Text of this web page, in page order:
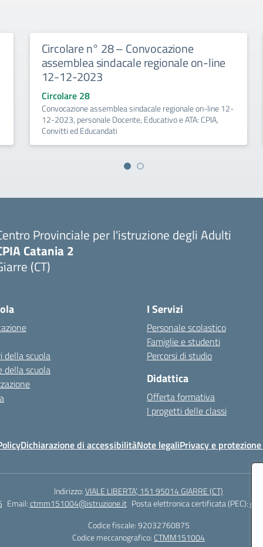
Circolare n° 28 – Convocazione
assemblea sindacale regionale on-line
12-12-2023
Circolare 28
Convocazione assemblea sindacale regionale on-line 12-
12-2023, personale Docente, Educativo e ATA: CPIA,
Convitti ed Educandati
Provinciale per l'istruzione degli Adulti
Catania 2
(CT)
della scuola
della scuola
I Servizi
Personale scolastico
Famiglie e studenti
Percorsi di studio
Didattica
Offerta formativa
I progetti delle classi
Dichiarazione di accessibilitàNote legaliPrivacy e
Indirizzo:VIALE LIBERTA’, 151 95014 GIARRE (CT)
Email:ctmm151004@istruzione.it Posta elettronica certificata (PEC):
Codice fiscale: 92032760875
Codice meccanografico: CTMM151004